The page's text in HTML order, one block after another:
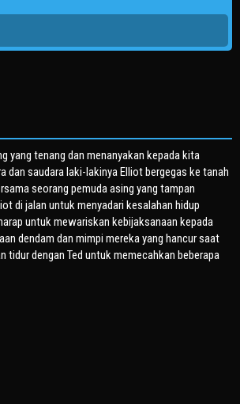
yang tenang dan menanyakan kepada kita
dan saudara laki-lakinya Elliot bergegas ke tanah
seorang pemuda asing yang tampan
di jalan untuk menyadari kesalahan hidup
untuk mewariskan kebijaksanaan kepada
dendam dan mimpi mereka yang hancur saat
tidur dengan Ted untuk memecahkan beberapa